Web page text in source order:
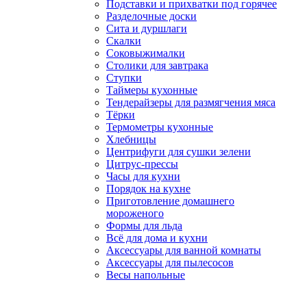
Подставки и прихватки под горячее
Разделочные доски
Сита и дуршлаги
Скалки
Соковыжималки
Столики для завтрака
Ступки
Таймеры кухонные
Тендерайзеры для размягчения мяса
Тёрки
Термометры кухонные
Хлебницы
Центрифуги для сушки зелени
Цитрус-прессы
Часы для кухни
Порядок на кухне
Приготовление домашнего
мороженого
Формы для льда
Всё для дома и кухни
Аксессуары для ванной комнаты
Аксессуары для пылесосов
Весы напольные